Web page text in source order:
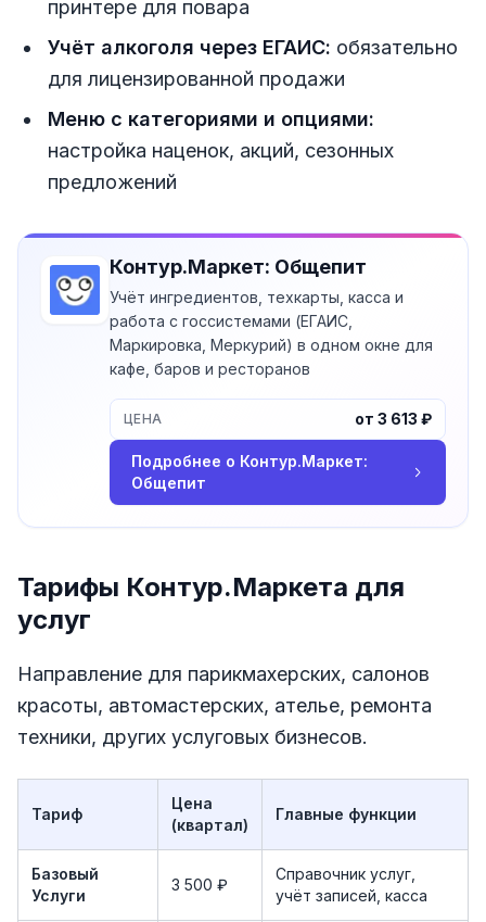
принтере для повара
Учёт алкоголя через ЕГАИС: обязательно
для лицензированной продажи
Меню с категориями и опциями:
настройка наценок, акций, сезонных
предложений
Контур.Маркет: Общепит
Учёт ингредиентов, техкарты, касса и
работа с госсистемами (ЕГАИС,
Маркировка, Меркурий) в одном окне для
кафе, баров и ресторанов
Подробнее о Контур.Маркет:
Общепит
ЦЕНА от 3 613 ₽
Тарифы Контур.Маркета для
услуг
Направление для парикмахерских, салонов
красоты, автомастерских, ателье, ремонта
техники, других услуговых бизнесов.
Тариф
Цена
(квартал)
Главные функции
Базовый
Услуги
3 500 ₽
Справочник услуг,
учёт записей, касса